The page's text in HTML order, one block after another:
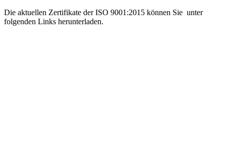
Die aktuellen Zertifikate der ISO 9001:2015 können Sie unter
folgenden Links herunterladen.